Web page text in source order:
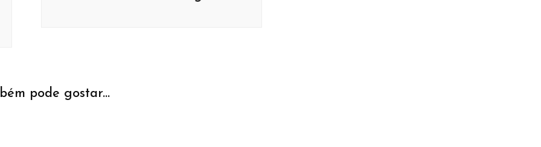
pode gostar...